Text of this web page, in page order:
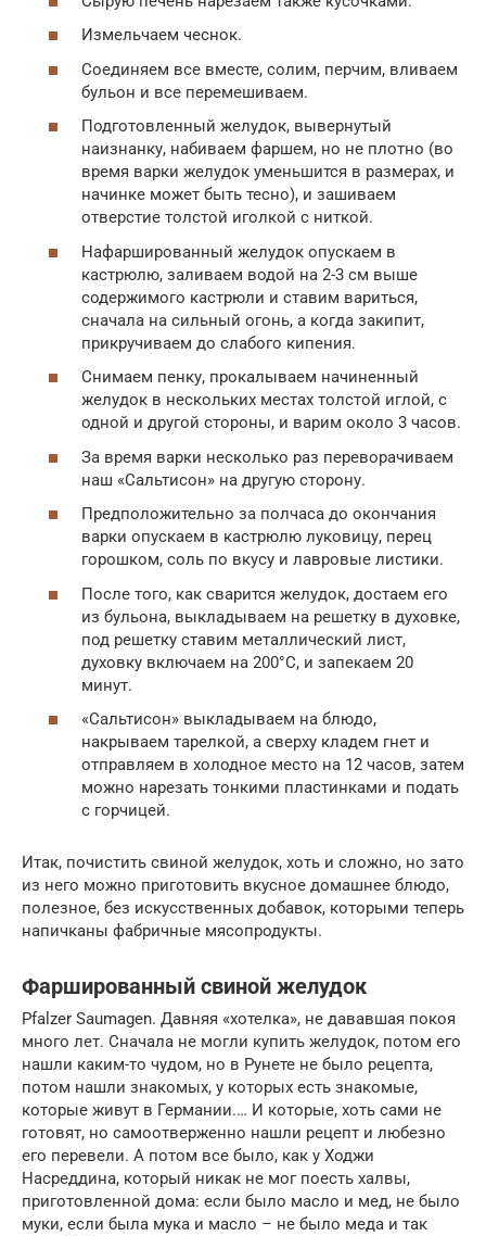
Измельчаем чеснок.
Соединяем все вместе, солим, перчим, вливаем
бульон и все перемешиваем.
Подготовленный желудок, вывернутый
наизнанку, набиваем фаршем, но не плотно (во
время варки желудок уменьшится в размерах, и
начинке может быть тесно), и зашиваем
отверстие толстой иголкой с ниткой.
Нафаршированный желудок опускаем в
кастрюлю, заливаем водой на 2-3 см выше
содержимого кастрюли и ставим вариться,
сначала на сильный огонь, а когда закипит,
прикручиваем до слабого кипения.
Снимаем пенку, прокалываем начиненный
желудок в нескольких местах толстой иглой, с
одной и другой стороны, и варим около 3 часов.
За время варки несколько раз переворачиваем
наш «Сальтисон» на другую сторону.
Предположительно за полчаса до окончания
варки опускаем в кастрюлю луковицу, перец
горошком, соль по вкусу и лавровые листики.
После того, как сварится желудок, достаем его
из бульона, выкладываем на решетку в духовке,
под решетку ставим металлический лист,
духовку включаем на 200°C, и запекаем 20
минут.
«Сальтисон» выкладываем на блюдо,
накрываем тарелкой, а сверху кладем гнет и
отправляем в холодное место на 12 часов, затем
можно нарезать тонкими пластинками и подать
с горчицей.
Итак, почистить свиной желудок, хоть и сложно, но зато
из него можно приготовить вкусное домашнее блюдо,
полезное, без искусственных добавок, которыми теперь
напичканы фабричные мясопродукты.
Фаршированный свиной желудок
Pfalzer Saumagen. Давняя «хотелка», не дававшая покоя
много лет. Сначала не могли купить желудок, потом его
нашли каким-то чудом, но в Рунете не было рецепта,
потом нашли знакомых, у которых есть знакомые,
которые живут в Германии.… И которые, хоть сами не
готовят, но самоотверженно нашли рецепт и любезно
его перевели. А потом все было, как у Ходжи
Насреддина, который никак не мог поесть халвы,
приготовленной дома: если было масло и мед, не было
муки, если была мука и масло – не было меда и так